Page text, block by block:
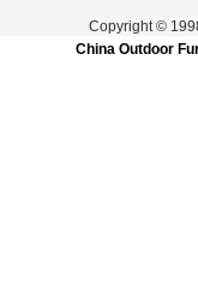
Copyright ©
China Outdoor